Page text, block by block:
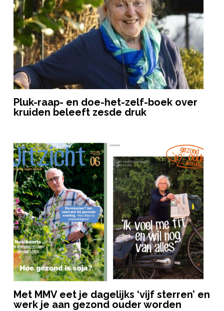
Pluk-raap- en doe-het-zelf-boek over
kruiden beleeft zesde druk
Met MMV eet je dagelijks ‘vijf sterren’ en
werk je aan gezond ouder worden